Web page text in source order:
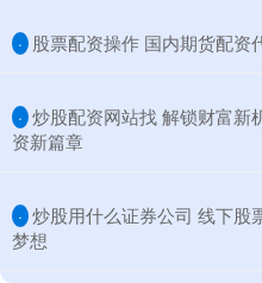
· 股票配资操作 国内期货配资
· 炒股配资网站找 解锁财富新
资新篇章
· 炒股用什么证券公司 线下股
梦想